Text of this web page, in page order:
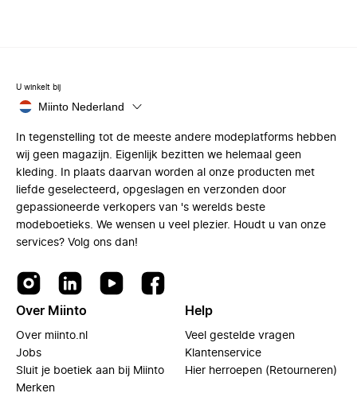
U winkelt bij
Miinto Nederland
In tegenstelling tot de meeste andere modeplatforms hebben
wij geen magazijn. Eigenlijk bezitten we helemaal geen
kleding. In plaats daarvan worden al onze producten met
liefde geselecteerd, opgeslagen en verzonden door
gepassioneerde verkopers van 's werelds beste
modeboetieks. We wensen u veel plezier. Houdt u van onze
services? Volg ons dan!
Over Miinto
Over miinto.nl
Jobs
Sluit je boetiek aan bij Miinto
Merken
Help
Veel gestelde vragen
Klantenservice
Hier herroepen (Retourneren)